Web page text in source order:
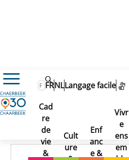
FRNLLangage facile
Cad
re
de
vie
&
Cult
ure
Enf
anc
e &
Vivr
e
ens
em
Coteaux
Coteaux
Coteaux
Publié le 16/09/2025